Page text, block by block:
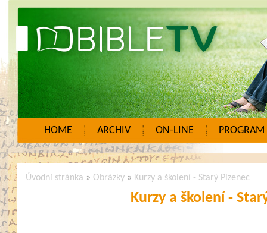
HOME ARCHIV ON-LINE PROGRAM
Úvodní stránka » Obrázky » Kurzy a školení - Starý Plzenec
Kurzy a školení -